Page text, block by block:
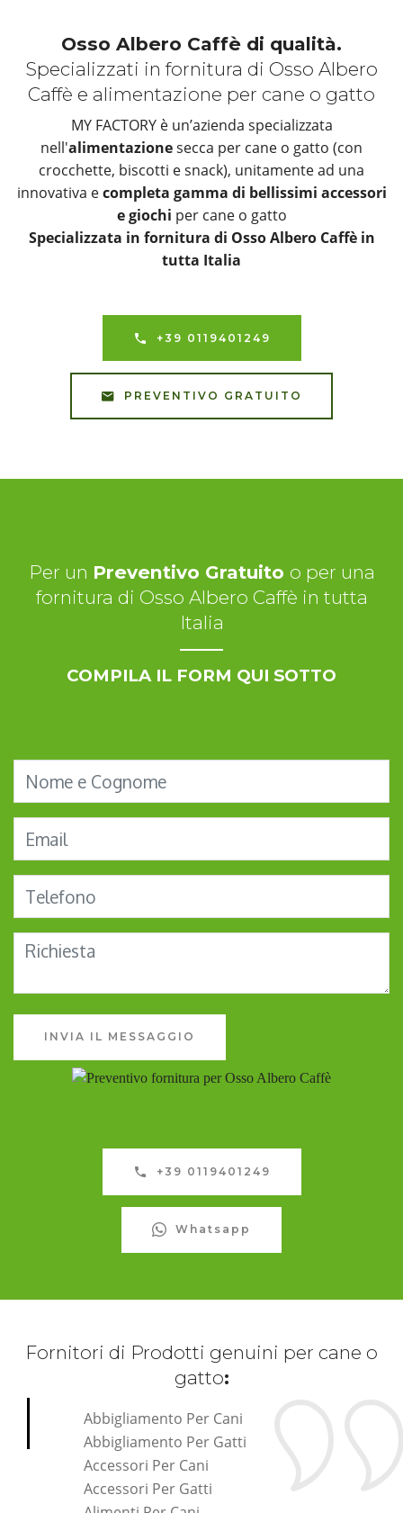
Osso Albero Caffè di qualità.
Specializzati in fornitura di Osso Albero
Caffè e alimentazione per cane o gatto
MY FACTORY è un’azienda specializzata
nell'alimentazionesecca per cane o gatto (con
crocchette, biscotti e snack), unitamente ad una
innovativa ecompleta gamma di bellissimi accessori
e giochi per cane o gatto
Specializzata in fornitura di Osso Albero Caffè in
tutta Italia
+39 0119401249
PREVENTIVO GRATUITO
Per un Preventivo Gratuito o per una
fornitura di Osso Albero Caffè in tutta
Italia
COMPILA IL FORM QUI SOTTO
INVIA IL MESSAGGIO
+39 0119401249
Whatsapp
Fornitori di Prodotti genuini per cane o
gatto:
Abbigliamento Per Cani
Abbigliamento Per Gatti
Accessori Per Cani
Accessori Per Gatti